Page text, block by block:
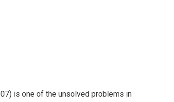
is one of the unsolved problems in